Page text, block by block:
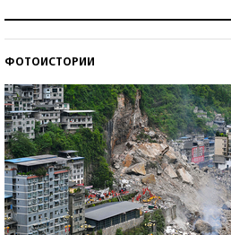
ФОТОИСТОРИИ